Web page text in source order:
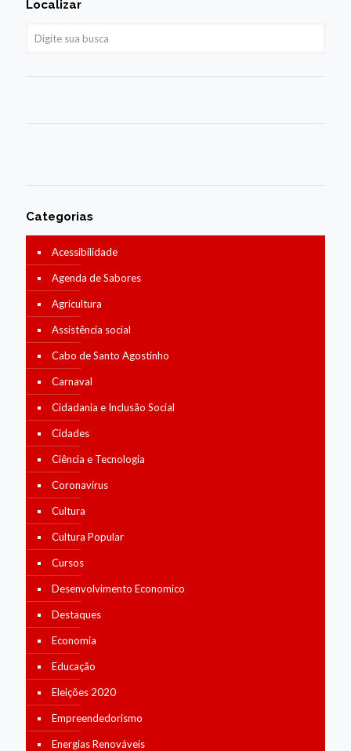
Localizar
Categorias
Acessibilidade
Agenda de Sabores
Agricultura
Assistência social
Cabo de Santo Agostinho
Carnaval
Cidadania e Inclusão Social
Cidades
Ciência e Tecnologia
Coronavírus
Cultura
Cultura Popular
Cursos
Desenvolvimento Economico
Destaques
Economia
Educação
Eleições 2020
Empreendedorismo
Energias Renováveis